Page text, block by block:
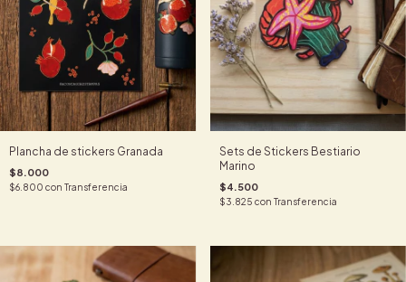
Plancha de stickers Granada
$8.000
$6.800 con Transferencia
Sets de Stickers Bestiario
Marino
$4.500
$3.825 con Transferencia